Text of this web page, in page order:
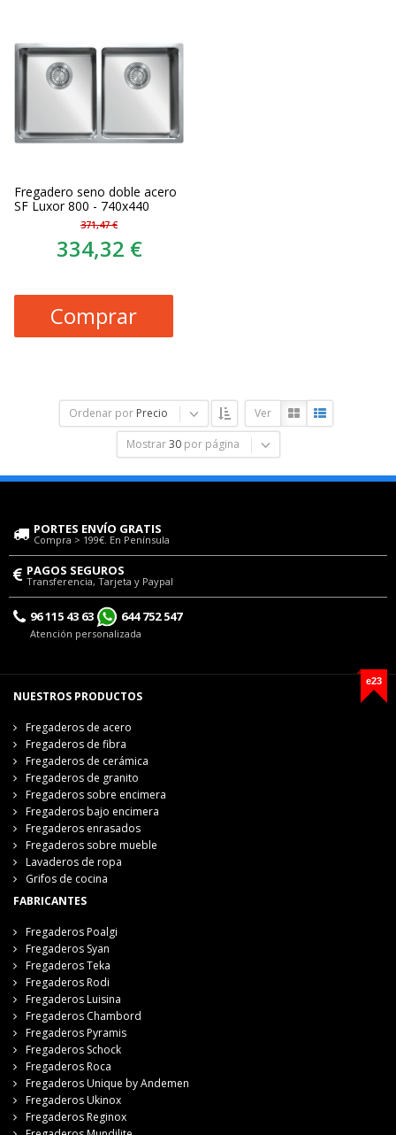
Fregadero seno doble acero
SF Luxor 800 - 740x440
371,47 €
334,32 €
Comprar
Ordenar por Precio Ver
Mostrar 30 por página
PORTES ENVÍO GRATIS
Compra > 199€. En Península
PAGOS SEGUROS
Transferencia, Tarjeta y Paypal
96 115 43 63 644 752 547
Atención personalizada
e23
NUESTROS PRODUCTOS
Fregaderos de acero
Fregaderos de fibra
Fregaderos de cerámica
Fregaderos de granito
Fregaderos sobre encimera
Fregaderos bajo encimera
Fregaderos enrasados
Fregaderos sobre mueble
Lavaderos de ropa
Grifos de cocina
FABRICANTES
Fregaderos Poalgi
Fregaderos Syan
Fregaderos Teka
Fregaderos Rodi
Fregaderos Luisina
Fregaderos Chambord
Fregaderos Pyramis
Fregaderos Schock
Fregaderos Roca
Fregaderos Unique by Andemen
Fregaderos Ukinox
Fregaderos Reginox